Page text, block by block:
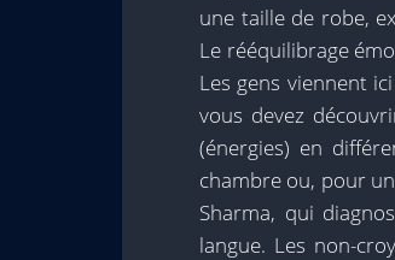
une taille de robe,
Le rééquilibrage
Les gens viennent
vous devez
(énergies) en
chambre ou, pour
Sharma, qui
langue. Les non-